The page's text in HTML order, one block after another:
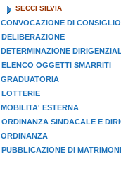
SECCI SILVIA
CONVOCAZIONE DI CONSIGLIO
DELIBERAZIONE
DETERMINAZIONE
ELENCO OGGETTI SMARRITI
GRADUATORIA
LOTTERIE
MOBILITA' ESTERNA
ORDINANZA SINDACALE E
ORDINANZA
PUBBLICAZIONE DI